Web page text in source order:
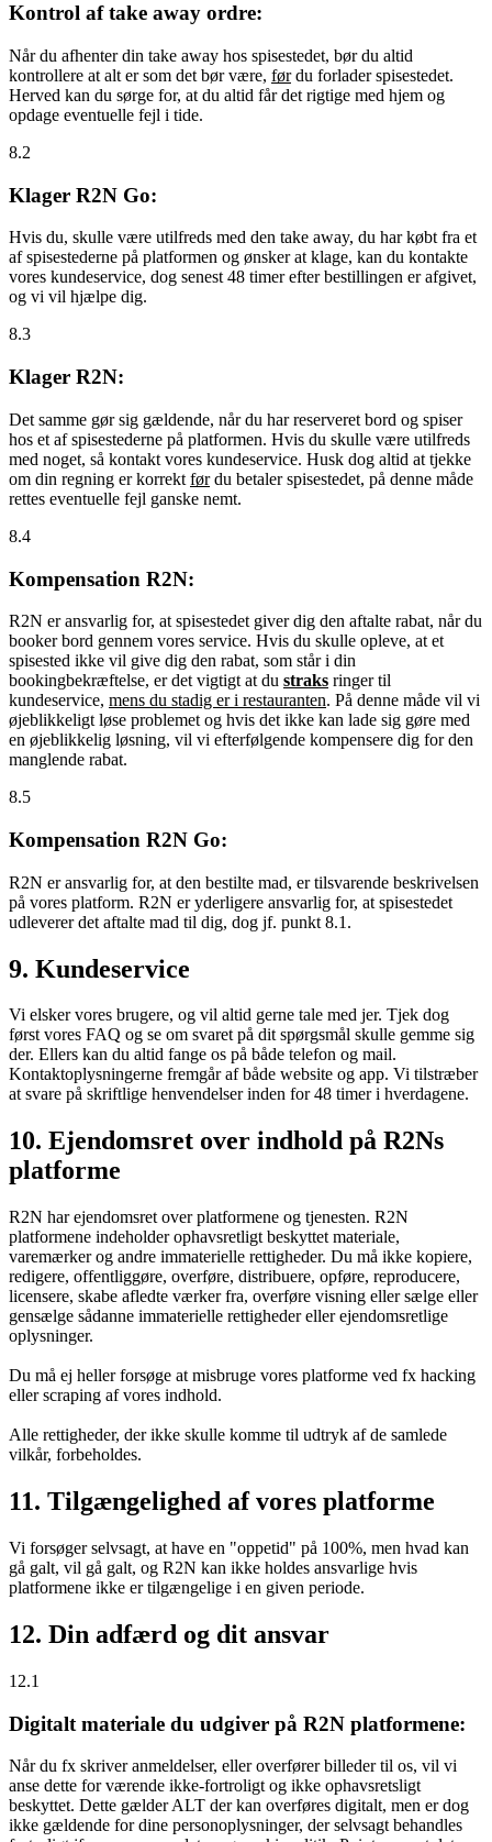
Kontrol af take away ordre:
Når du afhenter din take away hos spisestedet, bør du altid
kontrollere at alt er som det bør være, førdu forlader spisestedet.
Herved kan du sørge for, at du altid får det rigtige med hjem og
opdage eventuelle fejl i tide.
8.2
Klager R2N Go:
Hvis du, skulle være utilfreds med den take away, du har købt fra et
af spisestederne på platformen og ønsker at klage, kan du kontakte
vores kundeservice, dog senest 48 timer efter bestillingen er afgivet,
og vi vil hjælpe dig.
8.3
Klager R2N:
Det samme gør sig gældende, når du har reserveret bord og spiser
hos et af spisestederne på platformen. Hvis du skulle være utilfreds
med noget, så kontakt vores kundeservice. Husk dog altid at tjekke
om din regning er korrekt førdu betaler spisestedet, på denne måde
rettes eventuelle fejl ganske nemt.
8.4
Kompensation R2N:
R2N er ansvarlig for, at spisestedet giver dig den aftalte rabat, når du
booker bord gennem vores service. Hvis du skulle opleve, at et
spisested ikke vil give dig den rabat, som står i din
bookingbekræftelse, er det vigtigt at du straks ringer til
kundeservice, mens du stadig er i restauranten. På denne måde vil vi
øjeblikkeligt løse problemet og hvis det ikke kan lade sig gøre med
en øjeblikkelig løsning, vil vi efterfølgende kompensere dig for den
manglende rabat.
8.5
Kompensation R2N Go:
R2N er ansvarlig for, at den bestilte mad, er tilsvarende beskrivelsen
på vores platform. R2N er yderligere ansvarlig for, at spisestedet
udleverer det aftalte mad til dig, dog jf. punkt 8.1.
9. Kundeservice
Vi elsker vores brugere, og vil altid gerne tale med jer. Tjek dog
først vores FAQ og se om svaret på dit spørgsmål skulle gemme sig
der. Ellers kan du altid fange os på både telefon og mail.
Kontaktoplysningerne fremgår af både website og app. Vi tilstræber
at svare på skriftlige henvendelser inden for 48 timer i hverdagene.
10. Ejendomsret over indhold på R2Ns
platforme
R2N har ejendomsret over platformene og tjenesten. R2N
platformene indeholder ophavsretligt beskyttet materiale,
varemærker og andre immaterielle rettigheder. Du må ikke kopiere,
redigere, offentliggøre, overføre, distribuere, opføre, reproducere,
licensere, skabe afledte værker fra, overføre visning eller sælge eller
gensælge sådanne immaterielle rettigheder eller ejendomsretlige
oplysninger.
Du må ej heller forsøge at misbruge vores platforme ved fx hacking
eller scraping af vores indhold.
Alle rettigheder, der ikke skulle komme til udtryk af de samlede
vilkår, forbeholdes.
11. Tilgængelighed af vores platforme
Vi forsøger selvsagt, at have en "oppetid" på 100%, men hvad kan
gå galt, vil gå galt, og R2N kan ikke holdes ansvarlige hvis
platformene ikke er tilgængelige i en given periode.
12. Din adfærd og dit ansvar
12.1
Digitalt materiale du udgiver på R2N platformene:
Når du fx skriver anmeldelser, eller overfører billeder til os, vil vi
anse dette for værende ikke-fortroligt og ikke ophavsretsligt
beskyttet. Dette gælder ALT der kan overføres digitalt, men er dog
ikke gældende for dine personoplysninger, der selvsagt behandles